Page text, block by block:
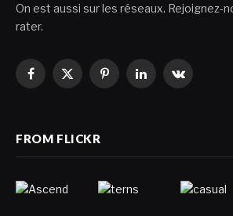
On est aussi sur les réseaux. Rejoignez-
rater.
Facebook
X
PinterestLinkedInVKontakte
FROM FLICKR